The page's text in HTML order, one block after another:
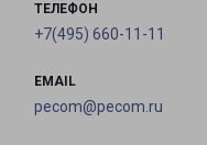
ТЕЛЕФОН
+7(495) 660-11-11
EMAIL
pecom@pecom.ru